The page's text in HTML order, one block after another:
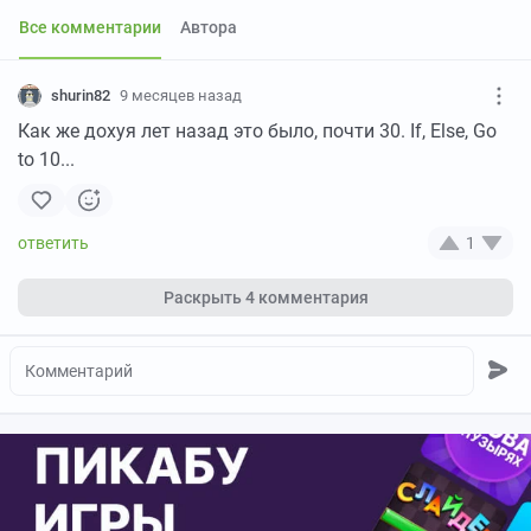
Все комментарии Автора
shurin82 9 месяцев назад
Как же дохуя лет назад это было, почти 30. If, Else, Go
to 10...
1
Раскрыть4 комментария